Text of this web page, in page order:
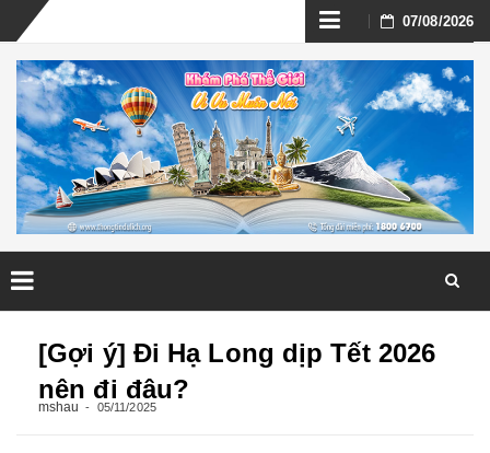
Skip
to
content
07/08/2026
content
[Gợi ý] Đi Hạ Long dịp Tết 2026
nên đi đâu?
mshau 05/11/2025